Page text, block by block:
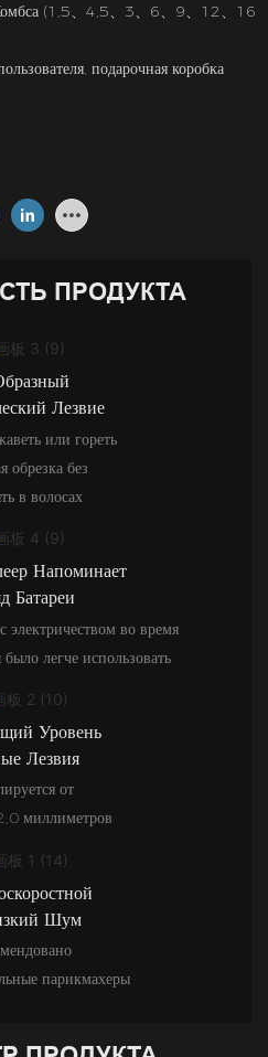
(1,5、4,5、3、6、9、12、16
подарочная коробка
ПРОДУКТА
Лезвие
или гореть
обрезка без
в волосах
Напоминает
Батареи
электричеством во время
легче использовать
Уровень
Лезвия
от
миллиметров
Шум
парикмахеры